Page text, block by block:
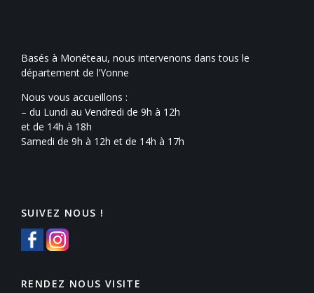
Basés à Monéteau, nous intervenons dans tous le
département de l’Yonne
Nous vous accueillons :
– du Lundi au Vendredi de 9h à 12h
et de 14h à 18h
Samedi de 9h à 12h et de 14h à 17h
SUIVEZ NOUS !
RENDEZ NOUS VISITE